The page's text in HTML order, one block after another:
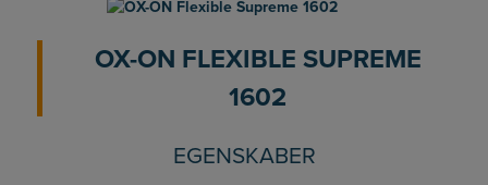
OX-ON FLEXIBLE SUPREME
1602
EGENSKABER